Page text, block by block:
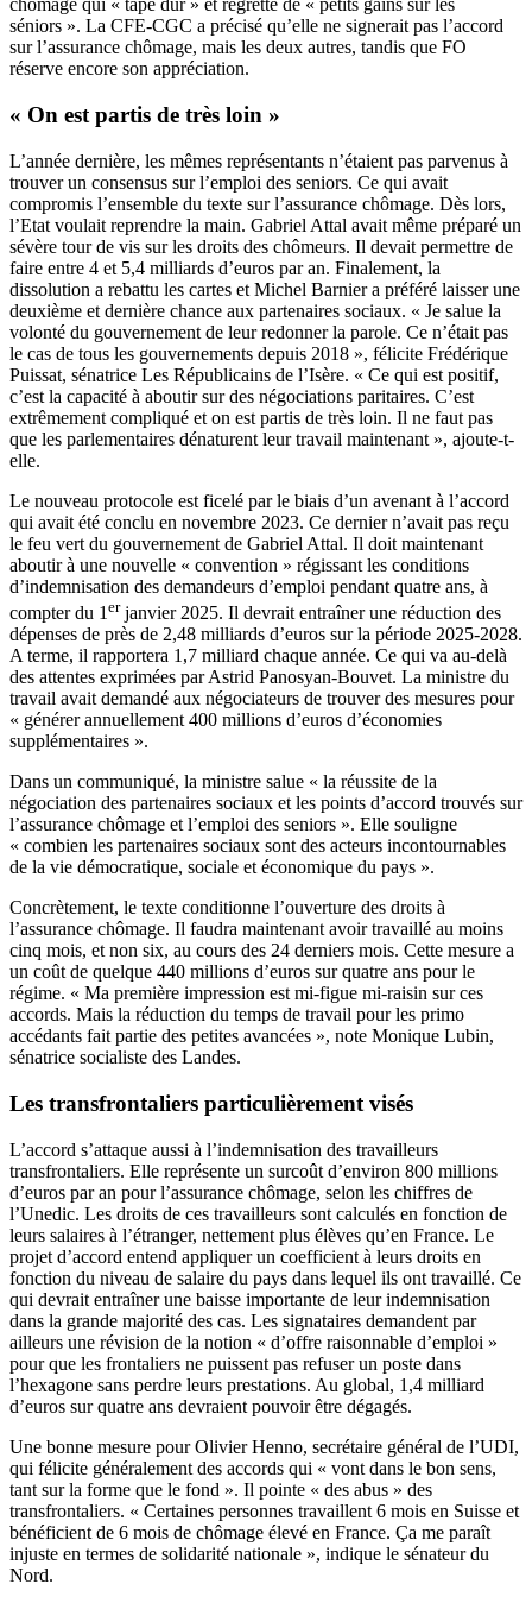
chômage qui « tape dur » et regrette de « petits gains sur les
séniors ». La CFE-CGC a précisé qu’elle ne signerait pas l’accord
sur l’assurance chômage, mais les deux autres, tandis que FO
réserve encore son appréciation.
« On est partis de très loin »
L’année dernière, les mêmes représentants n’étaient pas parvenus à
trouver un consensus sur l’emploi des seniors. Ce qui avait
compromis l’ensemble du texte sur l’assurance chômage. Dès lors,
l’Etat voulait reprendre la main. Gabriel Attal avait même préparé un
sévère tour de vis sur les droits des chômeurs. Il devait permettre de
faire entre 4 et 5,4 milliards d’euros par an. Finalement, la
dissolution a rebattu les cartes et Michel Barnier a préféré laisser une
deuxième et dernière chance aux partenaires sociaux. « Je salue la
volonté du gouvernement de leur redonner la parole. Ce n’était pas
le cas de tous les gouvernements depuis 2018 », félicite Frédérique
Puissat, sénatrice Les Républicains de l’Isère. « Ce qui est positif,
c’est la capacité à aboutir sur des négociations paritaires. C’est
extrêmement compliqué et on est partis de très loin. Il ne faut pas
que les parlementaires dénaturent leur travail maintenant », ajoute-t-
elle.
Le nouveau protocole est ficelé par le biais d’un avenant à l’accord
qui avait été conclu en novembre 2023. Ce dernier n’avait pas reçu
le feu vert du gouvernement de Gabriel Attal. Il doit maintenant
aboutir à une nouvelle « convention » régissant les conditions
d’indemnisation des demandeurs d’emploi pendant quatre ans, à
compter du 1 erjanvier 2025. Il devrait entraîner une réduction des
dépenses de près de 2,48 milliards d’euros sur la période 2025-2028.
A terme, il rapportera 1,7 milliard chaque année. Ce qui va au-delà
des attentes exprimées par Astrid Panosyan-Bouvet. La ministre du
travail avait demandé aux négociateurs de trouver des mesures pour
« générer annuellement 400 millions d’euros d’économies
supplémentaires ».
Dans un communiqué, la ministre salue « la réussite de la
négociation des partenaires sociaux et les points d’accord trouvés sur
l’assurance chômage et l’emploi des seniors ». Elle souligne
« combien les partenaires sociaux sont des acteurs incontournables
de la vie démocratique, sociale et économique du pays ».
Concrètement, le texte conditionne l’ouverture des droits à
l’assurance chômage. Il faudra maintenant avoir travaillé au moins
cinq mois, et non six, au cours des 24 derniers mois. Cette mesure a
un coût de quelque 440 millions d’euros sur quatre ans pour le
régime. « Ma première impression est mi-figue mi-raisin sur ces
accords. Mais la réduction du temps de travail pour les primo
accédants fait partie des petites avancées », note Monique Lubin,
sénatrice socialiste des Landes.
Les transfrontaliers particulièrement visés
L’accord s’attaque aussi à l’indemnisation des travailleurs
transfrontaliers. Elle représente un surcoût d’environ 800 millions
d’euros par an pour l’assurance chômage, selon les chiffres de
l’Unedic. Les droits de ces travailleurs sont calculés en fonction de
leurs salaires à l’étranger, nettement plus élèves qu’en France. Le
projet d’accord entend appliquer un coefficient à leurs droits en
fonction du niveau de salaire du pays dans lequel ils ont travaillé. Ce
qui devrait entraîner une baisse importante de leur indemnisation
dans la grande majorité des cas. Les signataires demandent par
ailleurs une révision de la notion « d’offre raisonnable d’emploi »
pour que les frontaliers ne puissent pas refuser un poste dans
l’hexagone sans perdre leurs prestations. Au global, 1,4 milliard
d’euros sur quatre ans devraient pouvoir être dégagés.
Une bonne mesure pour Olivier Henno, secrétaire général de l’UDI,
qui félicite généralement des accords qui « vont dans le bon sens,
tant sur la forme que le fond ». Il pointe « des abus » des
transfrontaliers. « Certaines personnes travaillent 6 mois en Suisse et
bénéficient de 6 mois de chômage élevé en France. Ça me paraît
injuste en termes de solidarité nationale », indique le sénateur du
Nord.